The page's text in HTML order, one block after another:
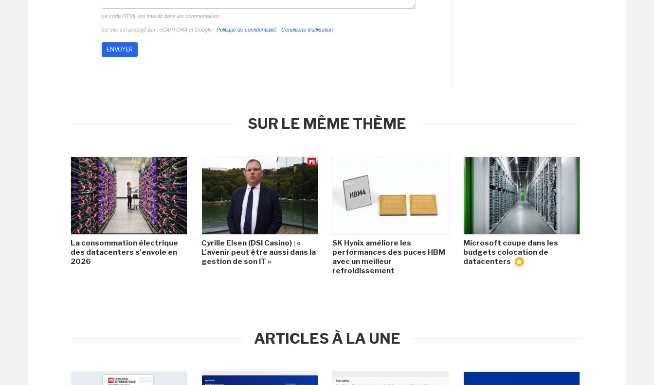
Le code HTML est interdit dans les commentaires
Ce site est protégé par reCAPTCHA et Google - Politique de confidentialité - Conditions d'utilisation
SUR LE MÊME THÈME
La consommation électrique
des datacenters s'envole en
2026
Cyrille Elsen (DSI Casino) : «
L'avenir peut être aussi dans la
gestion de son IT »
SK Hynix améliore les
performances des puces HBM
avec un meilleur
refroidissement
Microsoft coupe dans les
budgets colocation de
datacenters
ARTICLES À LA UNE